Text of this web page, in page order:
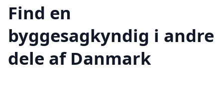
Find en
byggesagkyndig i andre
dele af Danmark